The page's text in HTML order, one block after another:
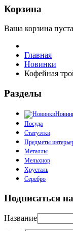
Корзина
Ваша корзина пуста
Главная
Новинки
Кофейная
Разделы
Посуда
Статуэтки
Предметы
Металлы
Мельхиор
Хрусталь
Серебро
Подписаться
Название